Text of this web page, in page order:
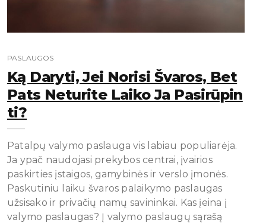
PASLAUGOS
Ką Daryti, Jei Norisi Švaros, Bet
Pats Neturite Laiko Ja Pasirūpin
Ti?
Patalpų valymo paslauga vis labiau populiarėja.
Ja ypač naudojasi prekybos centrai, įvairios
paskirties įstaigos, gamybinės ir verslo įmonės.
Paskutiniu laiku švaros palaikymo paslaugas
užsisako ir privačių namų savininkai. Kas įeina į
valymo paslaugas? Į valymo paslaugų sąrašą